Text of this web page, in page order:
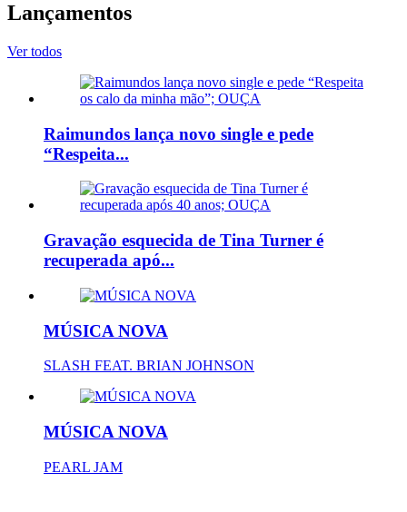
Lançamentos
Ver todos
Raimundos lança novo single e pede
“Respeita...
Gravação esquecida de Tina Turner é
recuperada apó...
MÚSICA NOVA
SLASH FEAT. BRIAN JOHNSON
MÚSICA NOVA
PEARL JAM